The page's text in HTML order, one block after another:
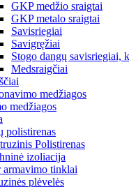
GKP medžio sraigtai
GKP metalo sraigtai
Savisriegiai
Savigręžiai
Stogo dangų savisriegiai,
Medsraigčiai
medžiagos
medžiagos
polistirenas
Polistirenas
izoliacija
armavimo tinklai
plėvelės